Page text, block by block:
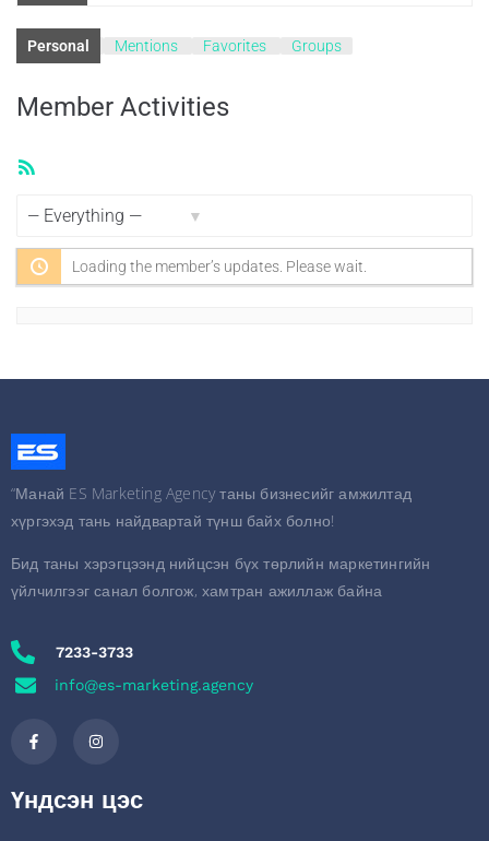
Personal Mentions Favorites Groups
Member Activities
Loading the member’s updates. Please wait.
“Манай ES Marketing Agency таны бизнесийг амжилтад
хүргэхэд тань найдвартай түнш байх болно!
Бид таны хэрэгцээнд нийцсэн бүх төрлийн маркетингийн
үйлчилгээг санал болгож, хамтран ажиллаж байна
7233-3733
info@es-marketing.agency
Үндсэн цэс